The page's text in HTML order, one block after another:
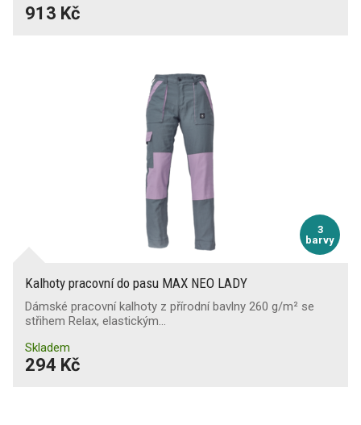
913 Kč
3
barvy
Kalhoty pracovní do pasu MAX NEO LADY
Dámské pracovní kalhoty z přírodní bavlny 260 g/m² se
střihem Relax, elastickým…
Skladem
294 Kč